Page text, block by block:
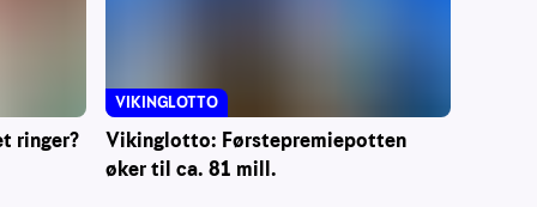
ringer?
Vikinglotto: Førstepremiepotten
øker til ca. 81 mill.
VIKINGLOTTO